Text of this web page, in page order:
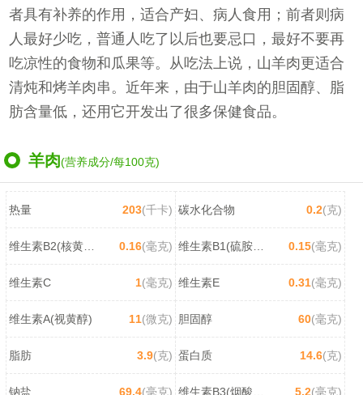
者具有补养的作用，适合产妇、病人食用；前者则病
人最好少吃，普通人吃了以后也要忌口，最好不要再
吃凉性的食物和瓜果等。从吃法上说，山羊肉更适合
清炖和烤羊肉串。近年来，由于山羊肉的胆固醇、脂
肪含量低，还用它开发出了很多保健食品。
羊肉(营养成分/每100克)
热量 203(千卡) 碳水化合物 0.2(克)
维生素B2(核黄素) 0.16(毫克) 维生素B1(硫胺素) 0.15(毫克)
维生素C 1(毫克) 维生素E 0.31(毫克)
维生素A(视黄醇) 11(微克) 胆固醇 60(毫克)
脂肪 3.9(克) 蛋白质 14.6(克)
钠盐 69.4(毫克) 维生素B3(烟酸/尼克酸) 5.2(毫克)